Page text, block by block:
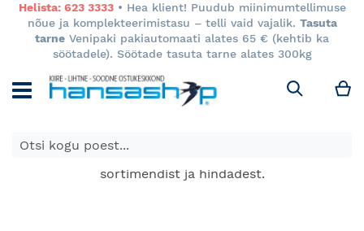
Helista: 623 3333• Hea klient! Puudub miinimumtellimuse
nõue ja komplekteerimistasu – telli vaid vajalik. Tasuta
tarne Venipaki pakiautomaati alates 65 € (kehtib ka
söötadele). Söötade tasuta tarne alates 300kg
Otsi
E-poes kuvatavad toodete hinnad kehtivad ainult e-
poes ja võivad erineda Keila ja Tartu poodide
sortimendist ja hindadest.